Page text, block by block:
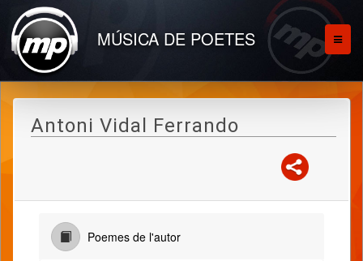
MÚSICA DE POETES
Antoni Vidal Ferrando
Poemes de l'autor